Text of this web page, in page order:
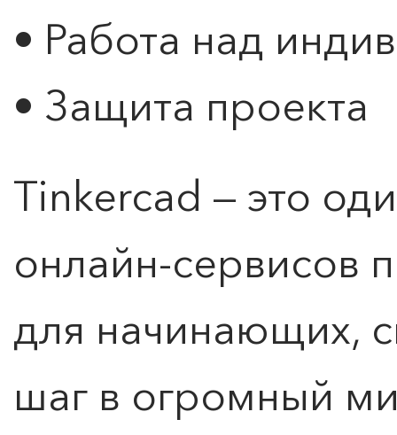
• Работа над
• Защита проекта
Tinkercad — это
онлайн-сервисов
для начинающих,
шаг в огромный